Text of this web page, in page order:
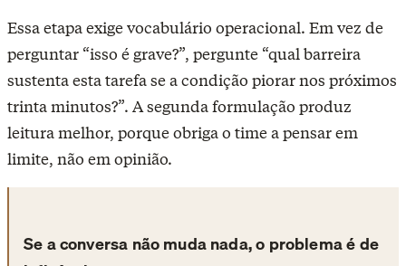
Essa etapa exige vocabulário operacional. Em vez de
perguntar “isso é grave?”, pergunte “qual barreira
sustenta esta tarefa se a condição piorar nos próximos
trinta minutos?”. A segunda formulação produz
leitura melhor, porque obriga o time a pensar em
limite, não em opinião.
Se a conversa não muda nada, o problema é de